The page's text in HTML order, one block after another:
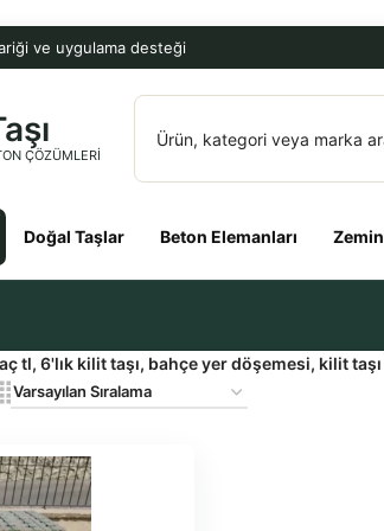
ve uygulama desteği
ÇÖZÜMLERI
Doğal Taşlar Beton Elemanları
tl, 6'lık kilit taşı, bahçe yer döşemesi, kilit